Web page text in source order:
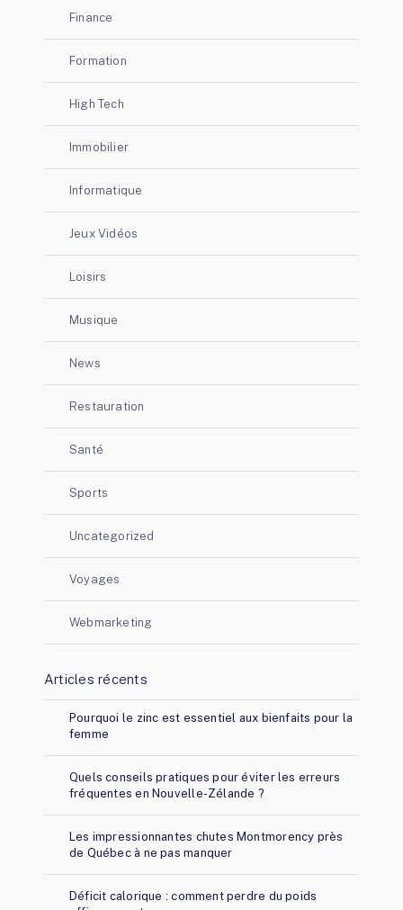
Finance
Formation
High Tech
Immobilier
Informatique
Jeux Vidéos
Loisirs
Musique
News
Restauration
Santé
Sports
Uncategorized
Voyages
Webmarketing
Articles récents
Pourquoi le zinc est essentiel aux bienfaits pour la
femme
Quels conseils pratiques pour éviter les erreurs
fréquentes en Nouvelle-Zélande ?
Les impressionnantes chutes Montmorency près
de Québec à ne pas manquer
Déficit calorique : comment perdre du poids